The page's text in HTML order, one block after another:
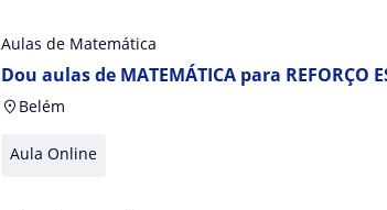
Aulas de Matemática
Dou aulas de MATEMÁTICA para REFORÇO
e VESTIBULARES
Belém
Aula Online